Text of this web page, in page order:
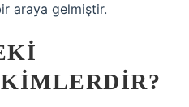
araya gelmiştir.